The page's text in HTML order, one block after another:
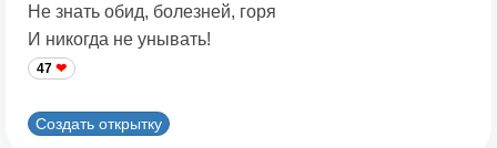
Не знать обид, болезней, горя
И никогда не унывать!
47
Создать открытку